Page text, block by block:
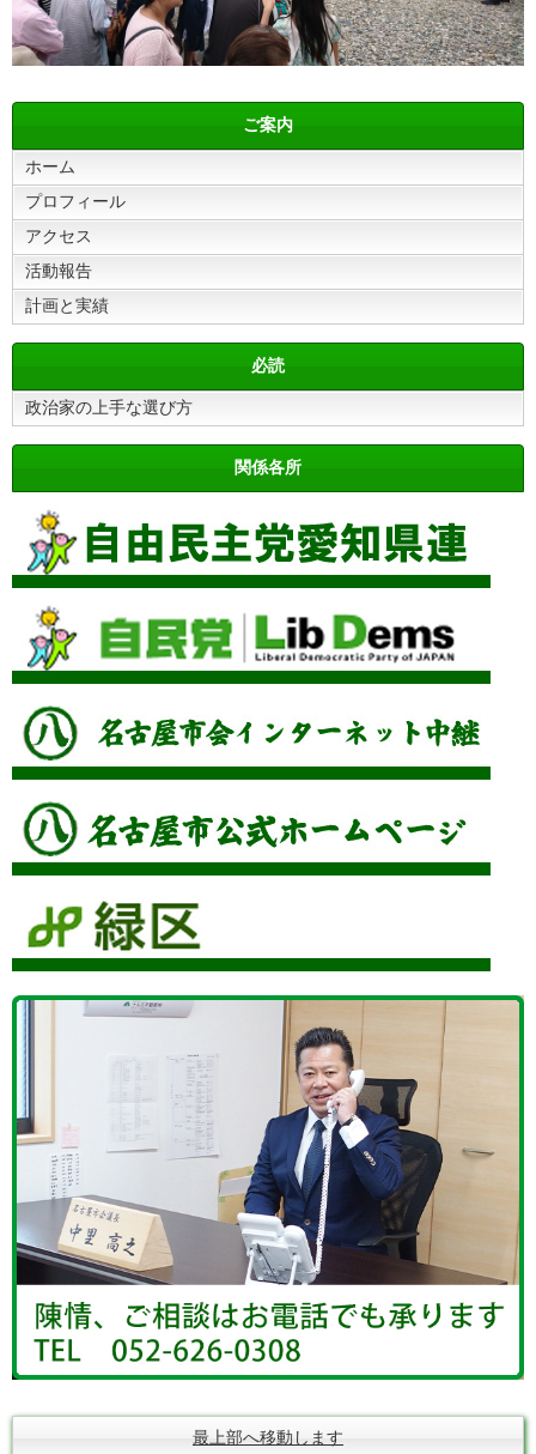
ご案内
ホーム
プロフィール
アクセス
活動報告
計画と実績
必読
政治家の上手な選び方
関係各所
最上部へ移動します